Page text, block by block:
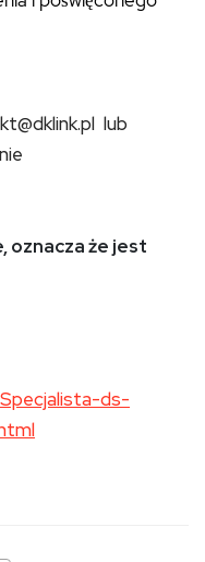
lub
oznacza że jest
ds-